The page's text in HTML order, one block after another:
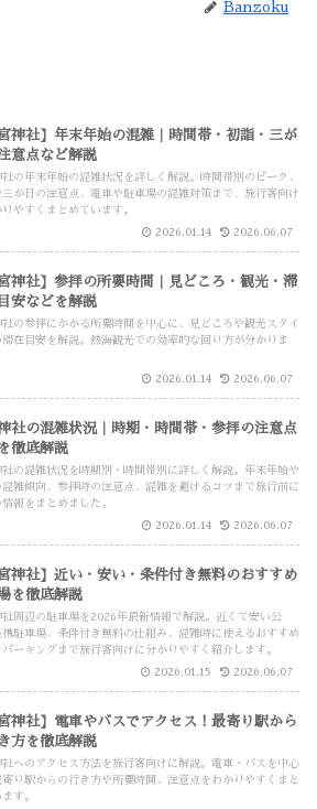
Banzoku
宮神社】年末年始の混雑｜時間帯・初詣・三が
意点など解説
社の年末年始の混雑状況を詳しく解説。時間帯別のピーク、
三が日の注意点、電車や駐車場の混雑対策まで、旅行客向け
やすくまとめています。
2026.01.14 2026.06.07
宮神社】参拝の所要時間｜見どころ・観光・滞
安などを解説
社の参拝にかかる所要時間を中心に、見どころや観光スタイ
滞在目安を解説。熱海観光での効率的な回り方が分かりま
2026.01.14 2026.06.07
社の混雑状況｜時期・時間帯・参拝の注意点
徹底解説
社の混雑状況を時期別・時間帯別に詳しく解説。年末年始や
雑傾向、参拝時の注意点、混雑を避けるコツまで旅行前に
報をまとめました。
2026.01.14 2026.06.07
宮神社】近い・安い・条件付き無料のおすすめ
を徹底解説
社周辺の駐車場を2026年最新情報で解説。近くて安い公
携駐車場、条件付き無料の仕組み、混雑時に使えるおすすめ
パーキングまで旅行客向けに分かりやすく紹介します。
2026.01.15 2026.06.07
宮神社】電車やバスでアクセス！最寄り駅から
方を徹底解説
社へのアクセス方法を旅行客向けに解説。電車・バスを中心
寄り駅からの行き方や所要時間、注意点をわかりやすくまと
す。